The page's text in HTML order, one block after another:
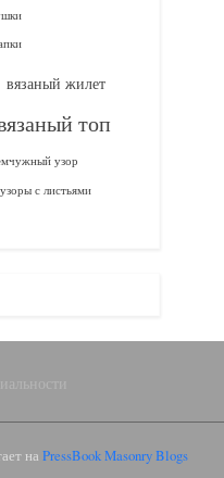
вязаный жилет
топ
узор
узоры с листьями
на PressBook Masonry Blogs